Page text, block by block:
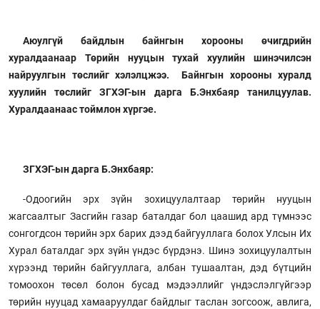
Аюулгүй байдлын байнгын хорооны өчигдрийн
хуралдаанаар Төрийн нууцын тухай хуулийн шинэчилсэн
найруулгын төслийг хэлэлцжээ. Байнгын хорооны хуралд
хуулийн төслийг ЗГХЭГ-ын дарга Б.Энхбаяр танилцуулав.
Хуралдаанаас тоймлон хүргэе.
ЗГХЭГ-ын дарга Б.Энхбаяр:
-Одоогийн эрх зүйн зохицуулалтаар төрийн нууцын
жагсаалтыг Засгийн газар баталдаг бол цаашид ард түмнээс
сонгогдсон төрийн эрх барих дээд байгууллага болох Улсын Их
Хурал баталдаг эрх зүйн үндэс бүрдэнэ. Шинэ зохицуулалтын
хүрээнд төрийн байгууллага, албан тушаалтан, дэд бүтцийн
томоохон төсөл болон бусад мэдээллийг үндэслэлгүйгээр
төрийн нууцад хамааруулдаг байдлыг таслан зогсоож, авлига,